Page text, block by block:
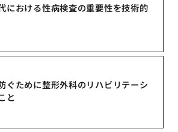
における性病検査の重要性を技術的
ぐために整形外科のリハビリテーシ
と